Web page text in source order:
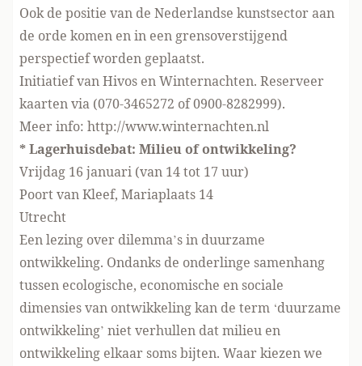
Ook de positie van de Nederlandse kunstsector aan
de orde komen en in een grensoverstijgend
perspectief worden geplaatst.
Initiatief van Hivos en Winternachten. Reserveer
kaarten via (070-3465272 of 0900-8282999).
Meer info: http://www.winternachten.nl
* Lagerhuisdebat: Milieu of ontwikkeling?
Vrijdag 16 januari (van 14 tot 17 uur)
Poort van Kleef, Mariaplaats 14
Utrecht
Een lezing over dilemma’s in duurzame
ontwikkeling. Ondanks de onderlinge samenhang
tussen ecologische, economische en sociale
dimensies van ontwikkeling kan de term ‘duurzame
ontwikkeling’ niet verhullen dat milieu en
ontwikkeling elkaar soms bijten. Waar kiezen we